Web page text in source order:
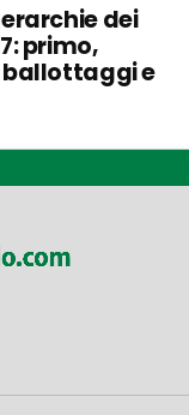
dei
primo,
ballottaggi e